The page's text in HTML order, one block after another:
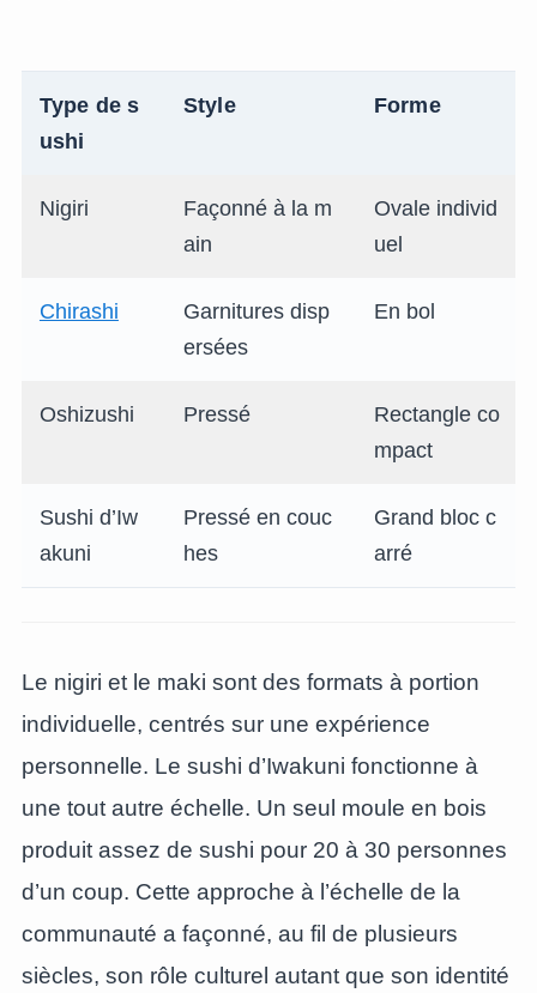
Type de s
ushi
Style Forme
Nigiri
Façonné à la m
ain
Ovale individ
uel
Chirashi
Garnitures disp
ersées
En bol
Oshizushi Pressé
Rectangle co
mpact
Sushi d’Iw
akuni
Pressé en couc
hes
Grand bloc c
arré
Le nigiri et le maki sont des formats à portion
individuelle, centrés sur une expérience
personnelle. Le sushi d’Iwakuni fonctionne à
une tout autre échelle. Un seul moule en bois
produit assez de sushi pour 20 à 30 personnes
d’un coup. Cette approche à l’échelle de la
communauté a façonné, au fil de plusieurs
siècles, son rôle culturel autant que son identité